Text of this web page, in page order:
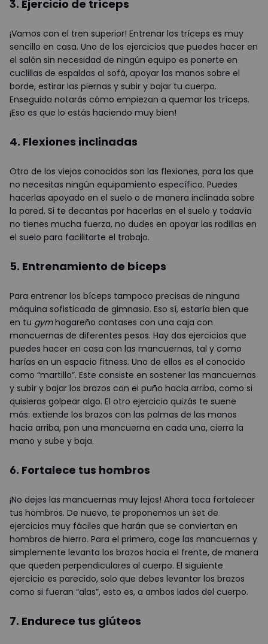
3. Ejercicio de tríceps
¡Vamos con el tren superior! Entrenar los tríceps es muy
sencillo en casa. Uno de los ejercicios que puedes hacer en
el salón sin necesidad de ningún equipo es ponerte en
cuclillas de espaldas al sofá, apoyar las manos sobre el
borde, estirar las piernas y subir y bajar tu cuerpo.
Enseguida notarás cómo empiezan a quemar los tríceps.
¡Eso es que lo estás haciendo muy bien!
4. Flexiones inclinadas
Otro de los viejos conocidos son las flexiones, para las que
no necesitas ningún equipamiento específico. Puedes
hacerlas apoyado en el suelo o de manera inclinada sobre
la pared. Si te decantas por hacerlas en el suelo y todavía
no tienes mucha fuerza, no dudes en apoyar las rodillas en
el suelo para facilitarte el trabajo.
5. Entrenamiento de bíceps
Para entrenar los bíceps tampoco precisas de ninguna
máquina sofisticada de gimnasio. Eso sí, estaría bien que
en tu gymhogareño contases con una caja con
mancuernas de diferentes pesos. Hay dos ejercicios que
puedes hacer en casa con las mancuernas, tal y como
harías en un espacio fitness. Uno de ellos es el conocido
como “martillo”. Este consiste en sostener las mancuernas
y subir y bajar los brazos con el puño hacia arriba, como si
quisieras golpear algo. El otro ejercicio quizás te suene
más: extiende los brazos con las palmas de las manos
hacia arriba, pon una mancuerna en cada una, cierra la
mano y sube y baja.
6. Fortalece tus hombros
¡No dejes las mancuernas muy lejos! Ahora toca fortalecer
tus hombros. De nuevo, te proponemos un set de
ejercicios muy fáciles que harán que se conviertan en
hombros de hierro. Para el primero, coge las mancuernas y
simplemente levanta los brazos hacia el frente, de manera
que queden perpendiculares al cuerpo. El siguiente
ejercicio es parecido, solo que debes levantar los brazos
como si fueran “alas”, esto es, a ambos lados del cuerpo.
7. Endurece tus glúteos